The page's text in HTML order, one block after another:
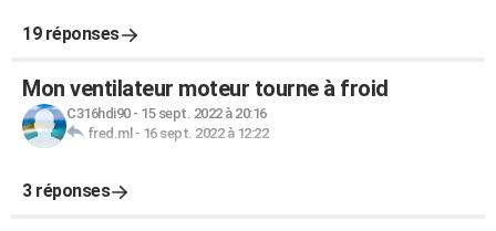
19 réponses
Mon ventilateur moteur tourne à froid
C316hdi90- 15 sept. 2022 à 20:16
fred.ml - 16 sept. 2022 à 12:22
3 réponses